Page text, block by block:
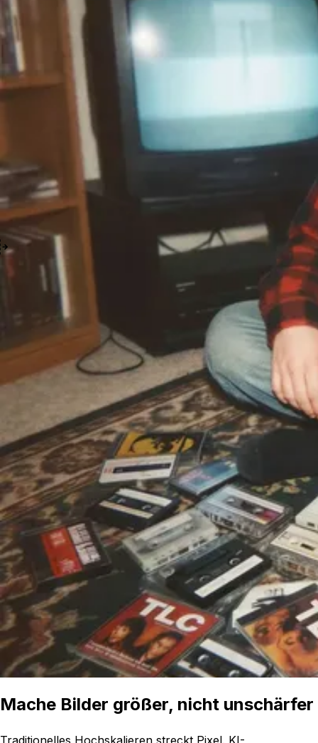
Mache Bilder größer, nicht unschärfer